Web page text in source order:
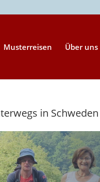
Musterreisen Über uns
in Schweden